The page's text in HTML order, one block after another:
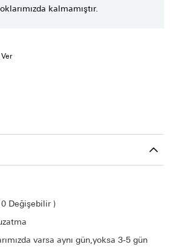
kalmamıştır.
Değişebilir )
varsa aynı gün,yoksa 3-5 gün